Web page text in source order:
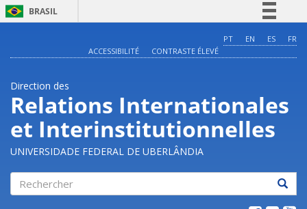
BRASIL
Comunica BR
Acesso à informação
Legislação
Canais
PT EN ES
FR
ACCESSIBILITÉ
CONTRASTE ÉLEVÉ
Direction des
Relations Internationales
et Interinstitutionnelles
UNIVERSIDADE FEDERAL DE UBERLÂNDIA